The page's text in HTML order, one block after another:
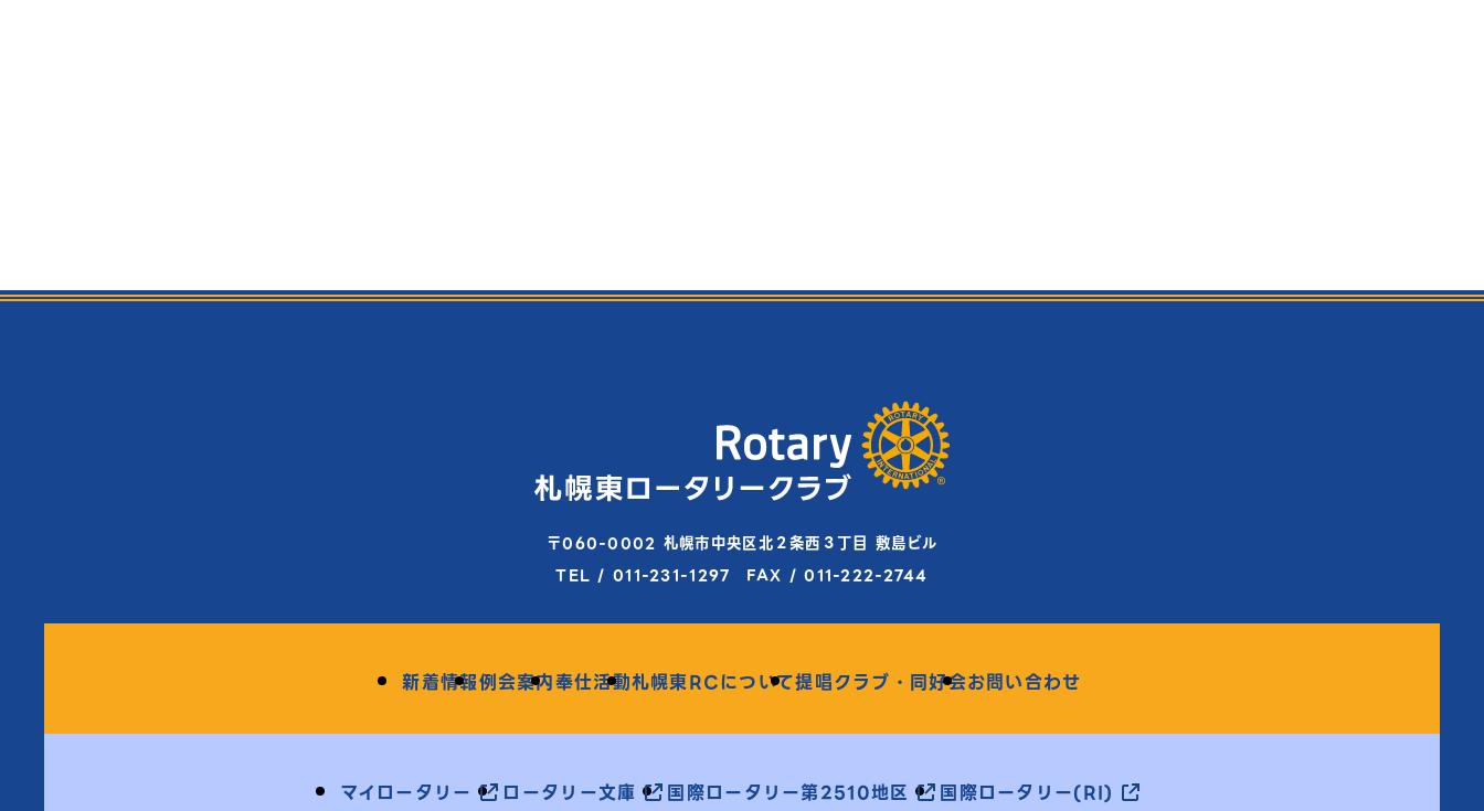
〒060-0002 札幌市中央区北２条西３丁目 敷島ビル
TEL / 011-231-1297 FAX / 011-222-2744
新着情報例会案内奉仕活動札幌東RCについて提唱クラブ・同好会お問い合わせ
マイロータリー ロータリー文庫 国際ロータリー第2510地区 国際ロータリー(RI)